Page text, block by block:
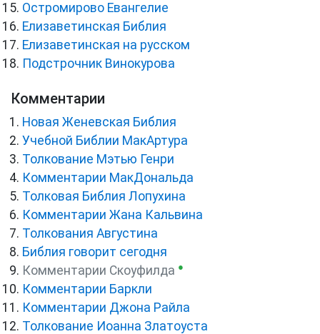
Остромирово Евангелие
Елизаветинская Библия
Елизаветинская на русском
Подстрочник Винокурова
Комментарии
Новая Женевская Библия
Учебной Библии МакАртура
Толкование Мэтью Генри
Комментарии МакДональда
Толковая Библия Лопухина
Комментарии Жана Кальвина
Толкования Августина
Библия говорит сегодня
Комментарии Скоуфилда ●
Комментарии Баркли
Комментарии Джона Райла
Толкование Иоанна Златоуста